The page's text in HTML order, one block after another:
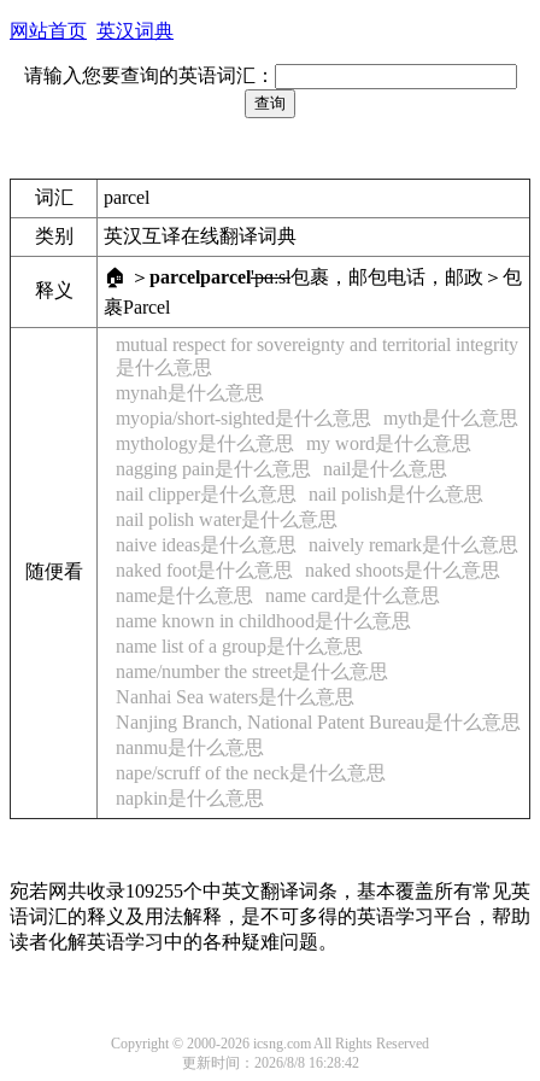
网站首页 英汉词典
请输入您要查询的英语词汇：
词汇
parcel
类别
英汉互译在线翻译词典
释义
🏠 ＞ parcelparcel'pɑːsl包裹，邮包电话，邮政＞包
裹Parcel
随便看
mutual respect for sovereignty and territorial integrity
是什么意思
mynah是什么意思
myopia/short-sighted是什么意思
myth是什么意思
mythology是什么意思
my word是什么意思
nagging pain是什么意思
nail是什么意思
nail clipper是什么意思
nail polish是什么意思
nail polish water是什么意思
naive ideas是什么意思
naively remark是什么意思
naked foot是什么意思
naked shoots是什么意思
name是什么意思
name card是什么意思
name known in childhood是什么意思
name list of a group是什么意思
name/number the street是什么意思
Nanhai Sea waters是什么意思
Nanjing Branch, National Patent Bureau是什么意思
nanmu是什么意思
nape/scruff of the neck是什么意思
napkin是什么意思
宛若网共收录109255个中英文翻译词条，基本覆盖所有常见英
语词汇的释义及用法解释，是不可多得的英语学习平台，帮助
读者化解英语学习中的各种疑难问题。
Copyright © 2000-2026 icsng.com All Rights Reserved
更新时间：2026/8/8 16:28:42